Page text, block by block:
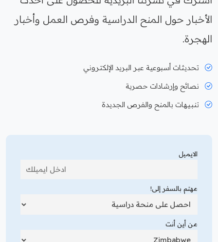
الأخبار حول المنح الدراسية وفرص العمل وأخبار
الهجرة.
تحديثات أسبوعية عبر البريد الإلكتروني
نصائح وإرشادات حصرية
تنبيهات بالمنح والفرص الجديدة
الايميل
مهتم بالسفر إلى!
من أين أنت